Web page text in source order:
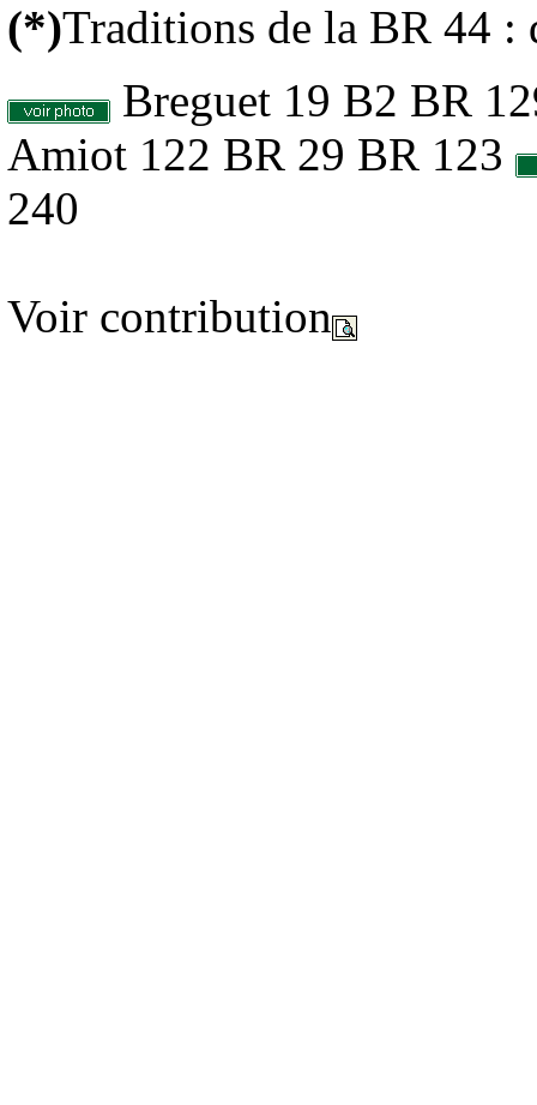
(*)Traditions de la BR 44 :
Breguet 19 B2 BR
Amiot 122 BR 29 BR 123
240
Voir contribution